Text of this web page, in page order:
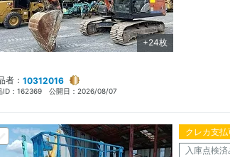
+24枚
者： 10312016
ID： 162369 公開日： 2026/08/07
クレカ支払
入庫点検済